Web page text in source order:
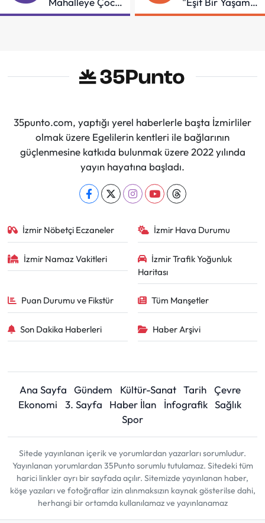
Şenliği
İçin Mücadeleyi
35punto.com, yaptığı yerel haberlerle başta İzmirliler
olmak üzere Egelilerin kentleri ile bağlarının
güçlenmesine katkıda bulunmak üzere 2022 yılında
yayın hayatına başladı.
İzmir Nöbetçi Eczaneler İzmir Hava Durumu
İzmir Namaz Vakitleri
İzmir Trafik Yoğunluk
Haritası
Puan Durumu ve Fikstür Tüm Manşetler
Son Dakika Haberleri Haber Arşivi
Ana Sayfa Gündem Kültür-Sanat Tarih
Çevre
Ekonomi
3. Sayfa Haber İlan İnfografik Sağlık
Spor
Sitede yayınlanan içerik ve yorumlardan yazarları sorumludur.
Yayınlanan yorumlardan 35Punto sorumlu tutulamaz. Sitedeki tüm
harici linkler ayrı bir sayfada açılır. Sitemizde yayınlanan haber,
köşe yazıları ve fotoğraflar izin alınmaksızın kaynak gösterilse dahi,
herhangi bir ortamda kullanılamaz ve yayınlanamaz